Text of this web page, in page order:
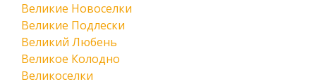
Великие Новоселки
Великие Подлески
Великий Любень
Великое Колодно
Великоселки